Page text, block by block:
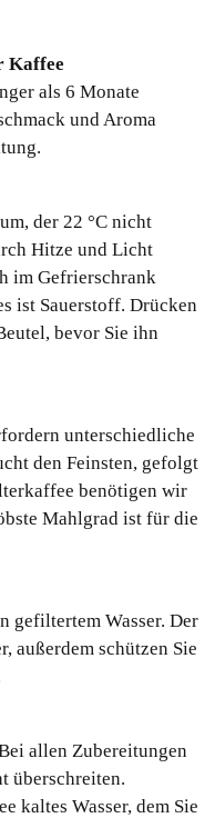
Kaffee
als 6 Monate
und Aroma
der 22 °C nicht
Hitze und Licht
im Gefrierschrank
ist Sauerstoff. Drücken
bevor Sie ihn
unterschiedliche
den Feinsten, gefolgt
benötigen wir
Mahlgrad ist für die
gefiltertem Wasser. Der
außerdem schützen Sie
allen Zubereitungen
überschreiten.
kaltes Wasser, dem Sie